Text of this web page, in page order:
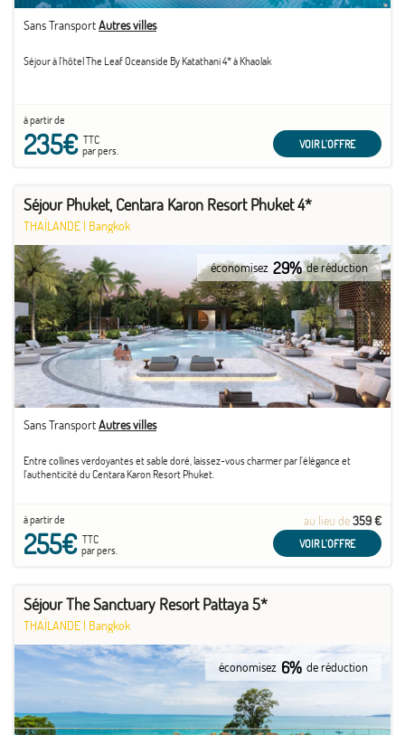
Sans TransportAutres villes
Séjour à l'hôtel The Leaf Oceanside By Katathani 4* à Khaolak
à partir de
235€TTC
par pers.
VOIR L'OFFRE
Séjour Phuket, Centara Karon Resort Phuket 4*
THAÏLANDE | Bangkok
économisez 29% de réduction
Sans TransportAutres villes
Entre collines verdoyantes et sable doré, laissez-vous charmer par l’élégance et
l’authenticité du Centara Karon Resort Phuket.
à partir de
255€TTC
par pers.
au lieu de359 €
VOIR L'OFFRE
Séjour The Sanctuary Resort Pattaya 5*
THAÏLANDE | Bangkok
économisez 6% de réduction